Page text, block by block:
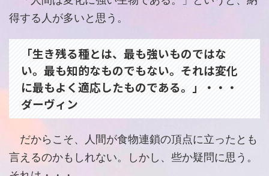
得する人が多いと思う。
「生き残る種とは、最も強いものではな
い。最も知的なものでもない。それは変化
に最もよく適応したものである。」・・・
ダーヴィン
だからこそ、人間が食物連鎖の頂点に立ったとも
言えるのかもしれない。しかし、些か疑問に思う。